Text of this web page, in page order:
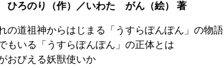
ひろのり（作）／いわた がん（絵） 著
の道祖神からはじまる「うすらぽんぽん」の物語
もいる「うすらぽんぽん」の正体とは
おびえる妖獣使いか